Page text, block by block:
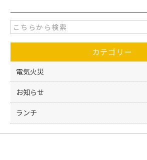
e
b
o
o
k
er
カテゴリー
電気火災
お知らせ
ランチ